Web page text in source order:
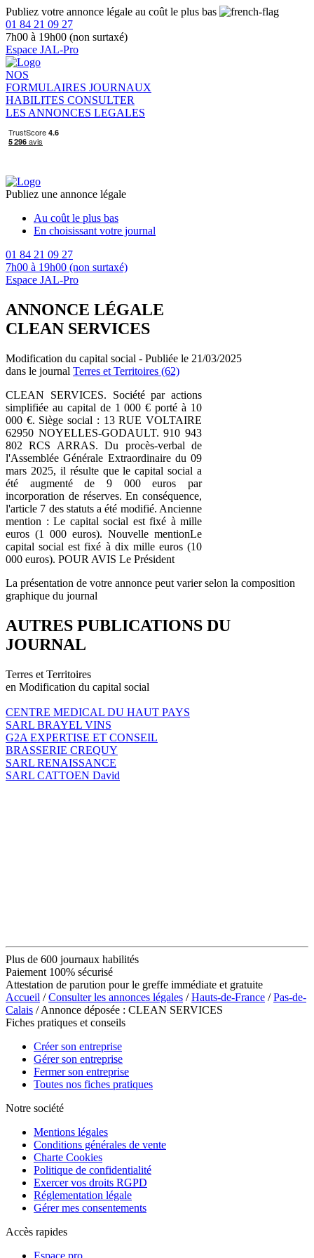
Publiez votre annonce légale au coût le plus bas
01 84 21 09 27
7h00 à 19h00 (non surtaxé)
Espace JAL-Pro
NOS
FORMULAIRES JOURNAUX
HABILITES CONSULTER
LES ANNONCES LEGALES
Publiez une annonce légale
Au coût le plus bas
En choisissant votre journal
01 84 21 09 27
7h00 à 19h00 (non surtaxé)
Espace JAL-Pro
ANNONCE LÉGALE
CLEAN SERVICES
Modification du capital social - Publiée le 21/03/2025
dans le journal Terres et Territoires (62)
CLEAN SERVICES. Société par actions
simplifiée au capital de 1 000 € porté à 10
000 €. Siège social : 13 RUE VOLTAIRE
62950 NOYELLES-GODAULT. 910 943
802 RCS ARRAS. Du procès-verbal de
l'Assemblée Générale Extraordinaire du 09
mars 2025, il résulte que le capital social a
été augmenté de 9 000 euros par
incorporation de réserves. En conséquence,
l'article 7 des statuts a été modifié. Ancienne
mention : Le capital social est fixé à mille
euros (1 000 euros). Nouvelle mentionLe
capital social est fixé à dix mille euros (10
000 euros). POUR AVIS Le Président
La présentation de votre annonce peut varier selon la composition
graphique du journal
AUTRES PUBLICATIONS DU
JOURNAL
Terres et Territoires
en Modification du capital social
CENTRE MEDICAL DU HAUT PAYS
SARL BRAYEL VINS
G2A EXPERTISE ET CONSEIL
BRASSERIE CREQUY
SARL RENAISSANCE
SARL CATTOEN David
Plus de 600 journaux habilités
Paiement 100% sécurisé
Attestation de parution pour le greffe immédiate et gratuite
Accueil /Consulter les annonces légales /Hauts-de-France /Pas-de-
Calais / Annonce déposée : CLEAN SERVICES
Fiches pratiques et conseils
Créer son entreprise
Gérer son entreprise
Fermer son entreprise
Toutes nos fiches pratiques
Notre société
Mentions légales
Conditions générales de vente
Charte Cookies
Politique de confidentialité
Exercer vos droits RGPD
Réglementation légale
Gérer mes consentements
Accès rapides
Espace pro